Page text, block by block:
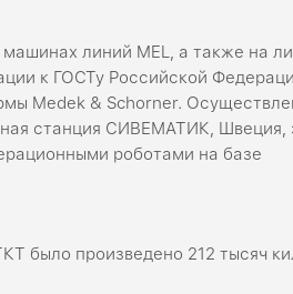
линий MEL, а также на
к ГОСТу Российской
Medek & Schorner.
станция СИВЕМАТИК, Швеция,
роботами на базе
было произведено 212 тысяч